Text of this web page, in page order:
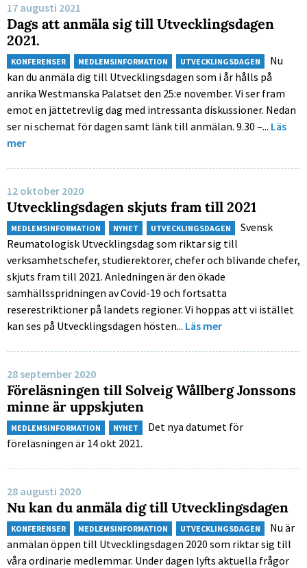
17 augusti 2021
Dags att anmäla sig till Utvecklingsdagen
2021.
KONFERENSER MEDLEMSINFORMATION UTVECKLINGSDAGEN
Nu
kan du anmäla dig till Utvecklingsdagen som i år hålls på
anrika Westmanska Palatset den 25:e november. Vi ser fram
emot en jättetrevlig dag med intressanta diskussioner. Nedan
ser ni schemat för dagen samt länk till anmälan. 9.30 –... Läs
mer
12 oktober 2020
Utvecklingsdagen skjuts fram till 2021
MEDLEMSINFORMATION NYHET UTVECKLINGSDAGEN
Svensk
Reumatologisk Utvecklingsdag som riktar sig till
verksamhetschefer, studierektorer, chefer och blivande chefer,
skjuts fram till 2021. Anledningen är den ökade
samhällsspridningen av Covid-19 och fortsatta
reserestriktioner på landets regioner. Vi hoppas att vi istället
kan ses på Utvecklingsdagen hösten... Läs mer
28 september 2020
Föreläsningen till Solveig Wållberg Jonssons
minne är uppskjuten
MEDLEMSINFORMATION NYHET
Det nya datumet för
föreläsningen är 14 okt 2021.
28 augusti 2020
Nu kan du anmäla dig till Utvecklingsdagen
KONFERENSER MEDLEMSINFORMATION UTVECKLINGSDAGEN
Nu är
anmälan öppen till Utvecklingsdagen 2020 som riktar sig till
våra ordinarie medlemmar. Under dagen lyfts aktuella frågor